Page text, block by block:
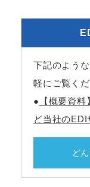
下記のよう
軽にご覧くだ
●
【概要資
ど当社のEDI
ど